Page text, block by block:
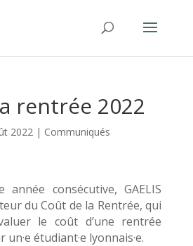
rentrée 2022
2022| Communiqués
consécutive, GAELIS
du Coût de la Rentrée, qui
le coût d’une rentrée
un·e étudiant·e lyonnais·e.